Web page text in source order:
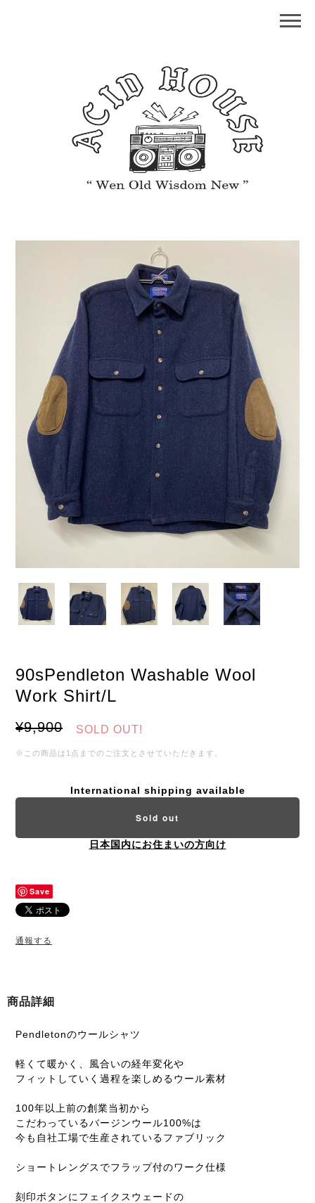
90sPendleton Washable Wool
Work Shirt/L
¥9,900 SOLD OUT!
※この商品は1点までのご注文とさせていただきます。
International shipping available
Sold out
日本国内にお住まいの方向け
Save
通報する
商品詳細
Pendletonのウールシャツ
軽くて暖かく、風合いの経年変化や
フィットしていく過程を楽しめるウール素材
100年以上前の創業当初から
こだわっているバージンウール100%は
今も自社工場で生産されているファブリック
ショートレングスでフラップ付のワーク仕様
刻印ボタンにフェイクスウェードの